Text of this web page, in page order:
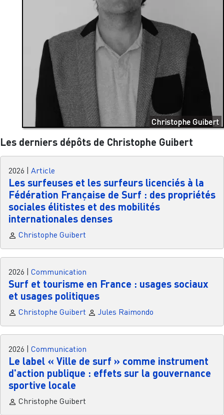
Christophe Guibert
Les derniers dépôts de Christophe Guibert
2026 Article
Les surfeuses et les surfeurs licenciés à la
Fédération Française de Surf : des propriétés
sociales élitistes et des mobilités
internationales denses
Christophe Guibert
2026 Communication
Surf et tourisme en France : usages sociaux
et usages politiques
Christophe Guibert Jules Raimondo
2026 Communication
Le label « Ville de surf » comme instrument
d'action publique : effets sur la gouvernance
sportive locale
Christophe Guibert